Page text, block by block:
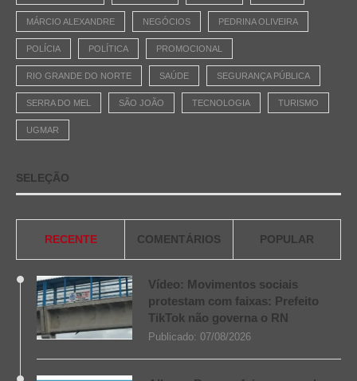
MÁRCIO ALEXANDRE NEGÓCIOS PEDRINA OLIVEIRA
POLÍCIA POLÍTICA PROMOCIONAL
RIO GRANDE DO NORTE SAÚDE SEGURANÇA PÚBLICA
SERRA DO MEL SÃO JOÃO TECNOLOGIA TURISMO
UGMAR
SELEÇÃO
RECENTE COMENTÁRIOS POPULAR
Vídeo: Movimentos sociais
protestam com faixas: Prefeito
TikTok não governa o RN
Publicado: 07/08/2026